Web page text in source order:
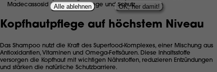
Madecassosid für intensive Pflege und Schutz.
Kopfhautpflege auf höchstem Niveau
Das Shampoo nutzt die Kraft des Superfood-Komplexes, einer Mischung aus
Antioxidantien, Vitaminen und Omega-Fettsäuren. Diese Inhaltsstoffe
versorgen die Kopfhaut mit wichtigen Nährstoffen, reduzieren Entzündungen
und stärken die natürliche Schutzbarriere.
Alle ablehnen OK, her damit!